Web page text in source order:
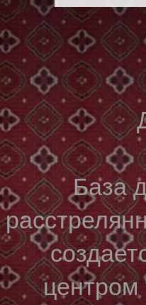
База
центром